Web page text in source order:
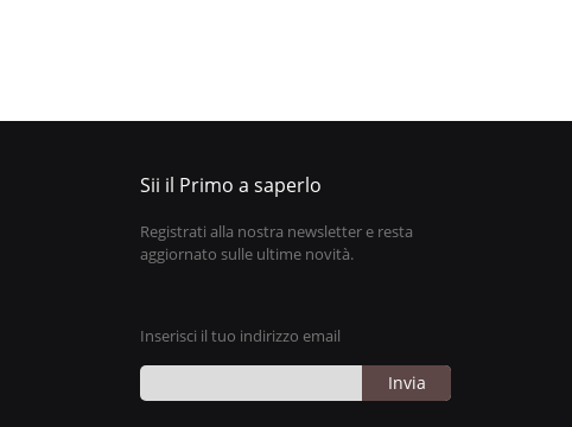
Sii il Primo a saperlo
Registrati alla nostra newsletter e resta
aggiornato sulle ultime novità.
Inserisci il tuo indirizzo email
Invia